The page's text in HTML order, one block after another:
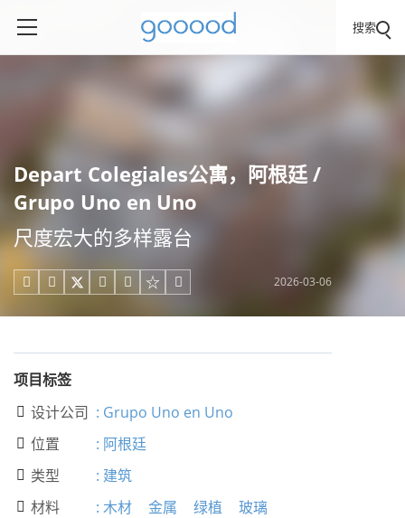
搜索
Depart Colegiales公寓，阿根廷 /
Grupo Uno en Uno
尺度宏大的多样露台
     2026-03-06
项目标签
 设计公司 : Grupo Uno en Uno
 位置 : 阿根廷
 类型 : 建筑
 材料 : 木材 金属 绿植 玻璃